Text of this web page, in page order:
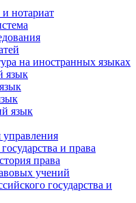
нотариат
на иностранных языках
язык
язык
и права
права
учений
государства и